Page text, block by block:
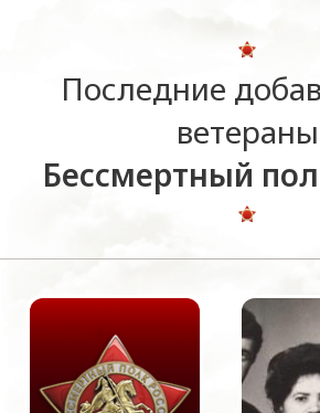
Последние
ветераны
Бессмертный